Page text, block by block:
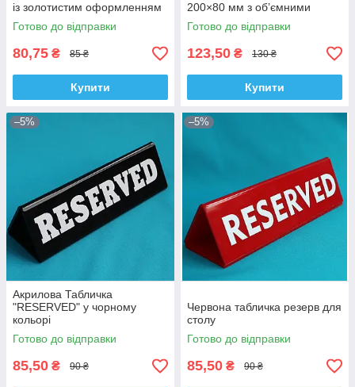
із золотистим оформленням
Готово до відправки
80,75 ₴ 85 ₴
Купити
200×80 мм з об’ємними
білими літерами
Готово до відправки
123,50 ₴ 130 ₴
Купити
–5%
Акрилова Табличка
"RESERVED" у чорному
кольорі
Готово до відправки
85,50 ₴ 90 ₴
–5%
Червона табличка резерв для
столу
Готово до відправки
85,50 ₴ 90 ₴